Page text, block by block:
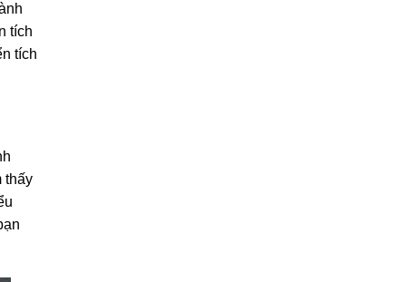
tích
tích
thấy